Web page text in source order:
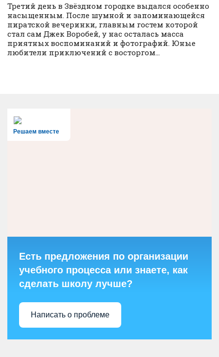
Третий день в Звёздном городке выдался особенно
насыщенным. После шумной и запоминающейся
пиратской вечеринки, главным гостем которой
стал сам Джек Воробей, у нас осталась масса
приятных воспоминаний и фотографий. Юные
любители приключений с восторгом...
Решаем вместе
Есть предложения по организации
учебного процесса или знаете, как
сделать школу лучше?
Написать о проблеме